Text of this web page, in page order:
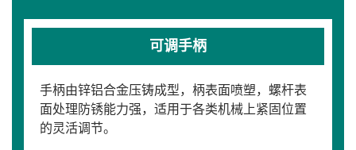
可调手柄
手柄由锌铝合金压铸成型，柄表面喷塑，螺杆表
面处理防锈能力强，适用于各类机械上紧固位置
的灵活调节。